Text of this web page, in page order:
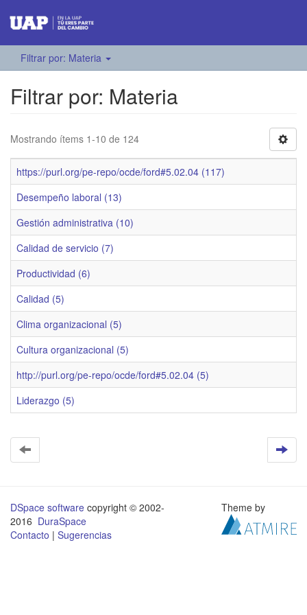
Filtrar por: Materia
Filtrar por: Materia
Mostrando ítems 1-10 de 124
https://purl.org/pe-repo/ocde/ford#5.02.04 (117)
Desempeño laboral (13)
Gestión administrativa (10)
Calidad de servicio (7)
Productividad (6)
Calidad (5)
Clima organizacional (5)
Cultura organizacional (5)
http://purl.org/pe-repo/ocde/ford#5.02.04 (5)
Liderazgo (5)
DSpace software copyright © 2002-
2016 DuraSpace
Contacto | Sugerencias
Theme by